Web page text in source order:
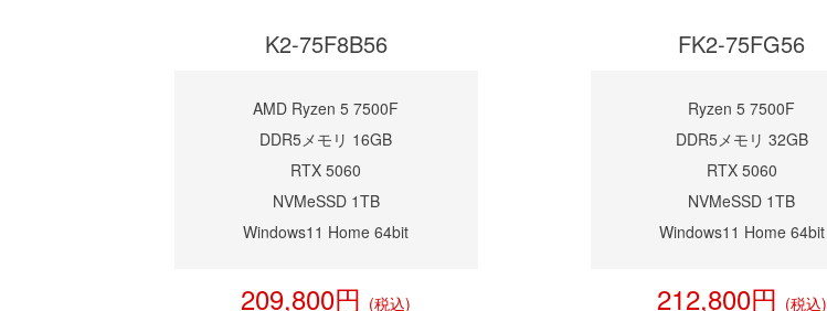
K2-75F8B56
AMD Ryzen 5 7500F
DDR5メモリ 16GB
RTX 5060
NVMeSSD 1TB
Windows11 Home 64bit
209,800円 (税込)
FK2-75FG56
Ryzen 5 7500F
DDR5メモリ 32GB
RTX 5060
NVMeSSD 1TB
Windows11 Home 64bit
212,800円 (税込)